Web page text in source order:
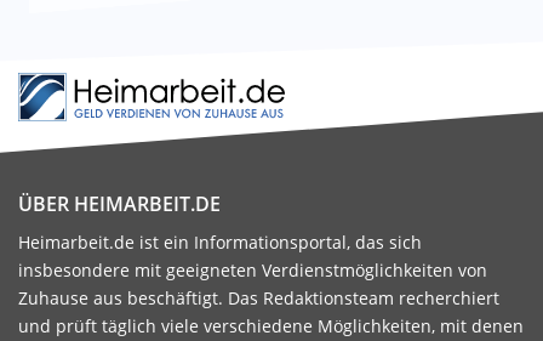
ÜBER HEIMARBEIT.DE
Heimarbeit.de ist ein Informationsportal, das sich
insbesondere mit geeigneten Verdienstmöglichkeiten von
Zuhause aus beschäftigt. Das Redaktionsteam recherchiert
und prüft täglich viele verschiedene Möglichkeiten, mit denen